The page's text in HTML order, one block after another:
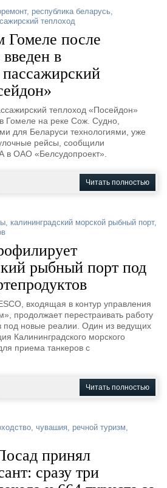
, республика беларусь,
теплоход
Гомеле после
в
теплоход «Посейдон»
Гомеле на реке Сож. Судно,
для Беларуси технологиями, уже
рейсы, сообщили
в ОАО «Белсудопроект».
Читать полностью
, калининградский морской рыбный порт,
рыбный порт под
входящая в контур управления
продолжает перестраивать работу
под новые реалии. Один из ведущих
Калининградского морского
приема танкеров с
Читать полностью
, чувашия, речной туризм,
принял
сразу три